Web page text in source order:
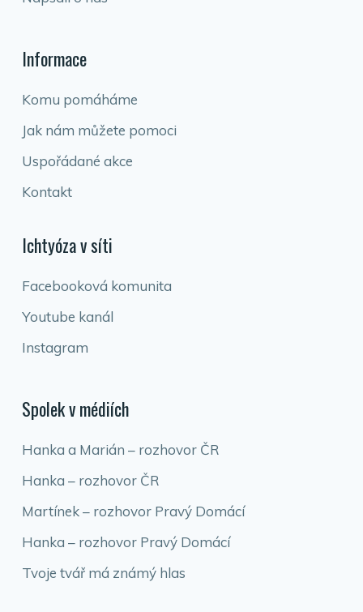
Informace
Komu pomáháme
Jak nám můžete pomoci
Uspořádané akce
Kontakt
Ichtyóza v síti
Facebooková komunita
Youtube kanál
Instagram
Spolek v médiích
Hanka a Marián – rozhovor ČR
Hanka – rozhovor ČR
Martínek – rozhovor Pravý Domácí
Hanka – rozhovor Pravý Domácí
Tvoje tvář má známý hlas